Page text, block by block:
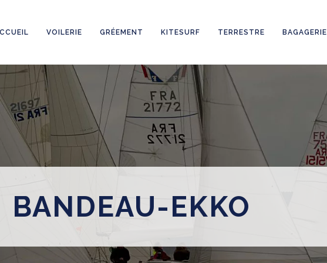
VOILERIE GRÉEMENT KITESURF TERRESTRE BAGAGERIE
BANDEAU-EKKO